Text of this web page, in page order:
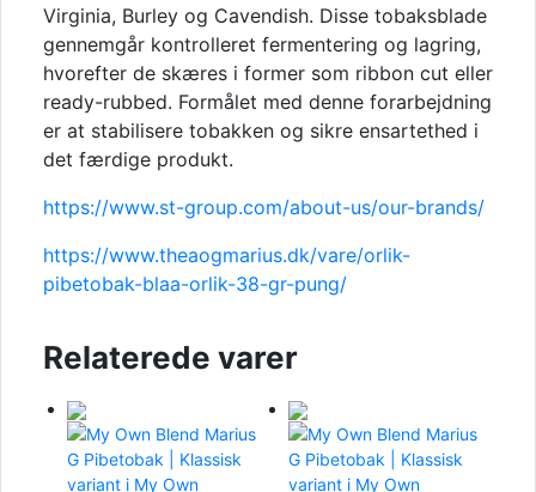
Virginia, Burley og Cavendish. Disse tobaksblade
gennemgår kontrolleret fermentering og lagring,
hvorefter de skæres i former som ribbon cut eller
ready-rubbed. Formålet med denne forarbejdning
er at stabilisere tobakken og sikre ensartethed i
det færdige produkt.
https://www.st-group.com/about-us/our-brands/
https://www.theaogmarius.dk/vare/orlik-
pibetobak-blaa-orlik-38-gr-pung/
Relaterede varer